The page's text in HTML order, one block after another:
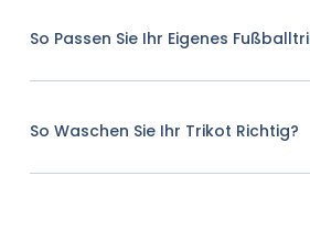
So Passen Sie Ihr Eigenes
So Waschen Sie Ihr Trikot Richtig?